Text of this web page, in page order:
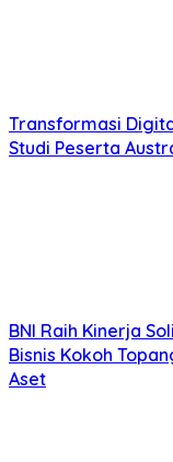
Transformasi
Studi Peserta
BNI Raih Kinerja
Bisnis Kokoh
Aset